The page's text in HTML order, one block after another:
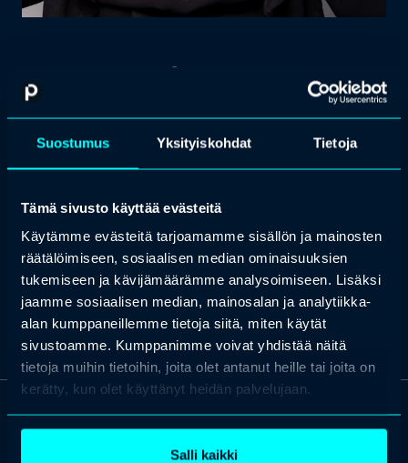
Suostumus Yksityiskohdat Tietoja
Tämä sivusto käyttää evästeitä
Käytämme evästeitä tarjoamamme sisällön ja mainosten
räätälöimiseen, sosiaalisen median ominaisuuksien
tukemiseen ja kävijämäärämme analysoimiseen. Lisäksi
jaamme sosiaalisen median, mainosalan ja analytiikka-
alan kumppaneillemme tietoja siitä, miten käytät
sivustoamme. Kumppanimme voivat yhdistää näitä
tietoja muihin tietoihin, joita olet antanut heille tai joita on
kerätty, kun olet käyttänyt heidän palvelujaan.
Salli kaikki
Kirsi Ståhlberg
Senior Recruitment Consultant,
Vuorovaikutusvalmentaja
Tutustu kaikkiin Profession koulutuksiin
Etsi koulutus & tapahtuma Ota yhteyttä
OTA YHTEYTTÄ